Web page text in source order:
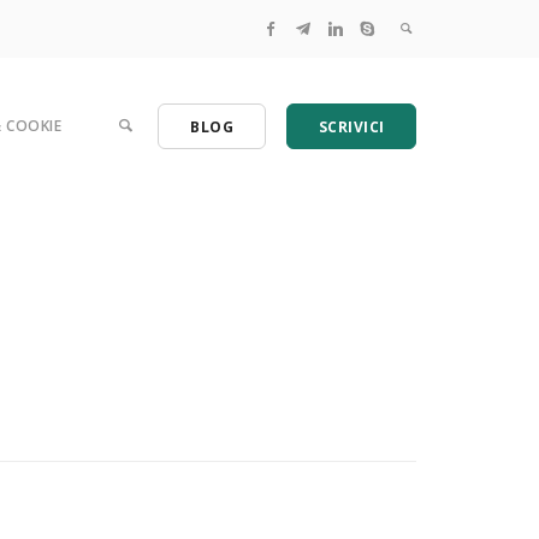
COOKIE BLOG SCRIVICI